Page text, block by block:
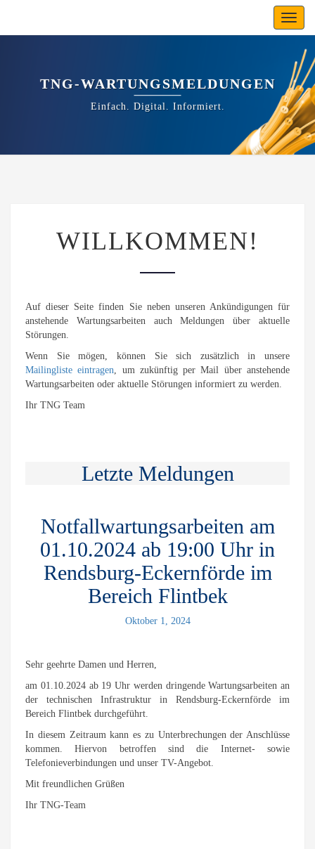
Toggle
TNG-WARTUNGSMELDUNGEN
Einfach. Digital. Informiert.
WILLKOMMEN!
Auf dieser Seite finden Sie neben unseren Ankündigungen für
anstehende Wartungsarbeiten auch Meldungen über aktuelle
Störungen.
Wenn Sie mögen, können Sie sich zusätzlich in unsere
Mailingliste eintragen, um zukünftig per Mail über anstehende
Wartungsarbeiten oder aktuelle Störungen informiert zu werden.
Ihr TNG Team
Letzte Meldungen
Notfallwartungsarbeiten am
01.10.2024 ab 19:00 Uhr in
Rendsburg-Eckernförde im
Bereich Flintbek
Oktober 1, 2024
Sehr geehrte Damen und Herren,
am 01.10.2024 ab 19 Uhr werden dringende Wartungsarbeiten an
der technischen Infrastruktur in Rendsburg-Eckernförde im
Bereich Flintbek durchgeführt.
In diesem Zeitraum kann es zu Unterbrechungen der Anschlüsse
kommen. Hiervon betroffen sind die Internet- sowie
Telefonieverbindungen und unser TV-Angebot.
Mit freundlichen Grüßen
Ihr TNG-Team